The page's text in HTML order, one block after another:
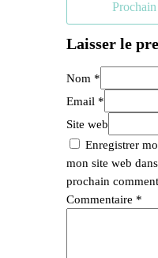
Laisser le
Nom *
Email *
Site web
Enregistrer
mon site web
prochain
Commentaire *